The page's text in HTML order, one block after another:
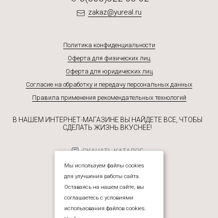
zakaz@yureal.ru
Политика конфиденциальности
Оферта для физических лиц
Оферта для юридических лиц
Согласие на обработку и передачу персональных данных
Правила применения рекомендательных технологий
В НАШЕМ ИНТЕРНЕТ-МАГАЗИНЕ ВЫ НАЙДЕТЕ ВСЕ, ЧТОБЫ
СДЕЛАТЬ ЖИЗНЬ ВКУСНЕЕ!
СКАЧАТЬ КАТАЛОГ
Мы используем файлы cookies
для улучшения работы сайта.
Оставаясь на нашем сайте, вы
соглашаетесь с условиями
использования файлов cookies.